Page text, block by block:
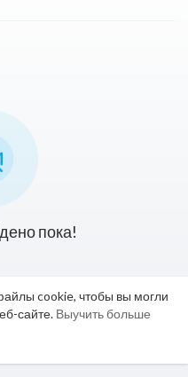
cookie, чтобы вы могли
сайте. Выучить больше
пока!